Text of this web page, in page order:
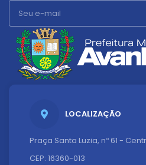
LOCALIZAÇÃO
Praça Santa Luzia, nº 61 -
CEP: 16360-013